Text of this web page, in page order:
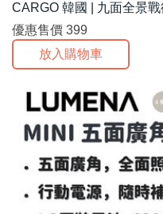
CARGO 韓國 | 九面全景
優惠售價 399
放入購物車